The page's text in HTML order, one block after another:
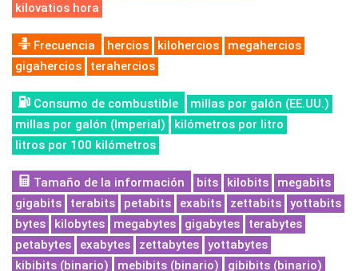
kilovatios hora
Frecuencia hercios kilohercios
megahercios
gigahercios
terahercios
Consumo de combustible
millas por galón (EE.UU.)
millas por galón (Imperial)
kilómetros por litro
litros por 100 kilómetros
Tamaño de la información bits kilobits
megabits
gigabits
terabits petabits exabits zettabits
yottabits
bytes
kilobytes megabytes gigabytes
terabytes
petabytes
exabytes zettabytes
yottabytes
kibibits (binario)
mebibits (binario)
gibibits (binario)